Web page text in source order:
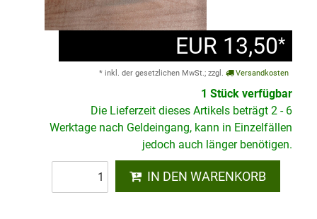
EUR 13,50*
* inkl. der gesetzlichen MwSt.; zzgl. Versandkosten
1 Stück verfügbar
Die Lieferzeit dieses Artikels beträgt 2 - 6
Werktage nach Geldeingang, kann in Einzelfällen
jedoch auch länger benötigen.
IN DEN WARENKORB